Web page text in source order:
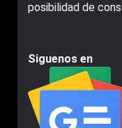
posibilidad de
Siguenos en